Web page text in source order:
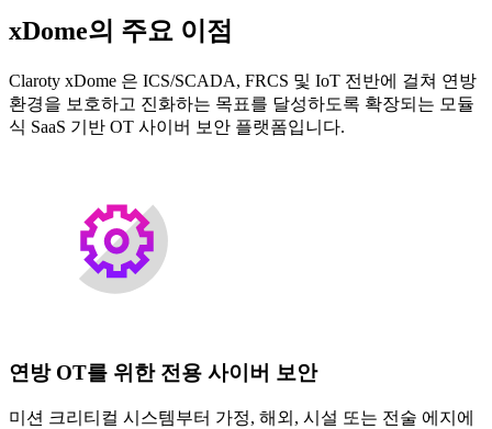
xDome의 주요 이점
Claroty xDome 은 ICS/SCADA, FRCS 및 IoT 전반에 걸쳐 연방
환경을 보호하고 진화하는 목표를 달성하도록 확장되는 모듈
식 SaaS 기반 OT 사이버 보안 플랫폼입니다.
연방 OT를 위한 전용 사이버 보안
미션 크리티컬 시스템부터 가정, 해외, 시설 또는 전술 에지에